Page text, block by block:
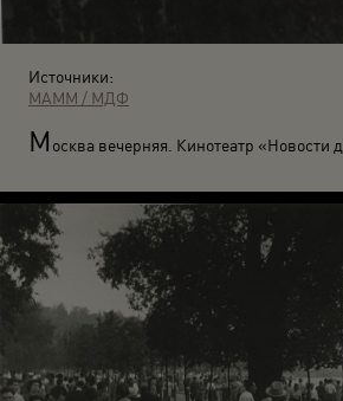
Источники:
МАММ / МДФ
М осква вечерняя. Кинотеатр «Новости